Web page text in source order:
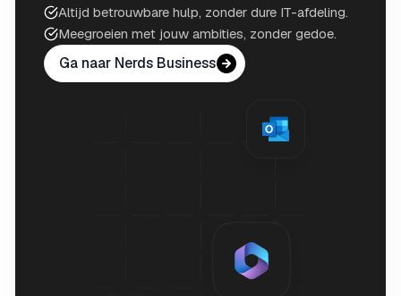
Altijd betrouwbare hulp, zonder dure IT-afdeling.
Meegroeien met jouw ambities, zonder gedoe.
Ga naar Nerds Business